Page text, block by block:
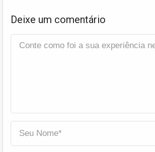
Deixe um comentário